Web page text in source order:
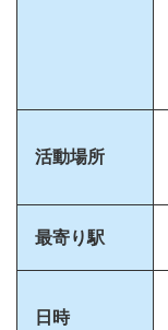
活動場所
最寄り駅
日時